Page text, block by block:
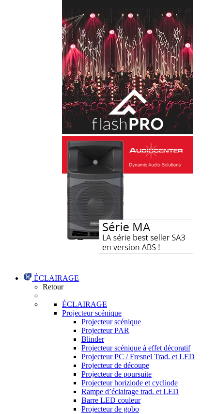
ÉCLAIRAGE
Retour
ÉCLAIRAGE
Projecteur scénique
Projecteur scénique
Projecteur PAR
Blinder
Projecteur scénique à effet décoratif
Projecteur PC / Fresnel Trad. et LED
Projecteur de découpe
Projecteur de poursuite
Projecteur horiziode et cycliode
Rampe d’éclairage trad. et LED
Barre LED couleur
Projecteur de gobo